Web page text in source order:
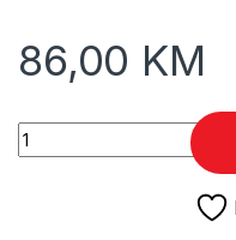
86,00 KM
Tastatura + miš bežično